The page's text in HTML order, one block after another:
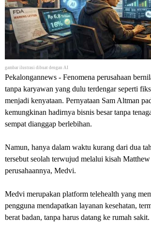
gambar ilustrasi dibuat dengan AI
Pekalongannews - Fenomena perusahaan
tanpa karyawan yang dulu terdengar seperti
menjadi kenyataan. Pernyataan Sam Altman
kemungkinan hadirnya bisnis besar tanpa
sempat dianggap berlebihan.
Namun, hanya dalam waktu kurang dari dua
tersebut seolah terwujud melalui kisah
perusahaannya, Medvi.
Medvi merupakan platform telehealth yang
pengguna mendapatkan layanan kesehatan,
berat badan, tanpa harus datang ke rumah sakit.